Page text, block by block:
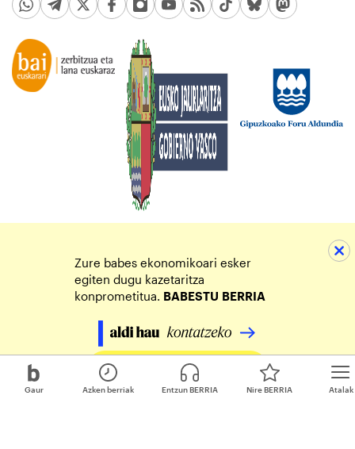
Gaur Atalak
Azken berriak Entzun BERRIA Nire BERRIA
Zure babes ekonomikoari esker
egiten dugu kazetaritza
konprometitua. BABESTU BERRIA
Egin zure ekarpena